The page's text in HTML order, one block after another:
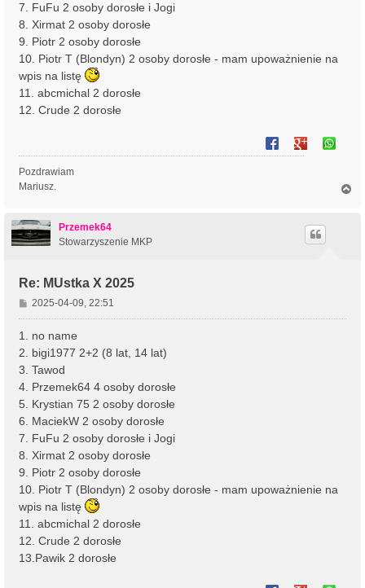
7. FuFu 2 osoby dorosłe i Jogi
8. Xirmat 2 osoby dorosłe
9. Piotr 2 osoby dorosłe
10. Piotr T (Blondyn) 2 osoby dorosłe - mam upoważnienie na
wpis na listę
11. abcmichal 2 dorosłe
12. Crude 2 dorosłe
Pozdrawiam
Mariusz.
Przemek64
Stowarzyszenie MKP
Re: MUstka X 2025
P
o
s
2025-04-09, 22:51
1. no name
2. bigi1977 2+2 (8 lat, 14 lat)
3. Tawod
4. Przemek64 4 osoby dorosłe
5. Krystian 75 2 osoby dorosłe
6. MaciekW 2 osoby dorosłe
7. FuFu 2 osoby dorosłe i Jogi
8. Xirmat 2 osoby dorosłe
9. Piotr 2 osoby dorosłe
10. Piotr T (Blondyn) 2 osoby dorosłe - mam upoważnienie na
wpis na listę
11. abcmichal 2 dorosłe
12. Crude 2 dorosłe
13.Pawik 2 dorosłe